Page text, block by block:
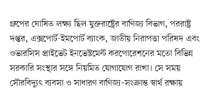
গ্রুপের ঘোষিত লক্ষ্য ছিল যুক্তরাষ্ট্রের বাণিজ্য বিভাগ, পররাষ্ট্র
দপ্তর, এক্সপোর্ট-ইমপোর্ট ব্যাংক, জাতীয় নিরাপত্তা পরিষদ এবং
ওভারসিস প্রাইভেট ইনভেস্টমেন্ট করপোরেশনের মতো বিভিন্ন
সরকারি সংস্থার সঙ্গে নিয়মিত যোগাযোগ রাখা। সে সময়
সৌরবিদ্যুৎ ব্যবসা ও সাধারণ বাণিজ্য–সংক্রান্ত স্বার্থ রক্ষায়